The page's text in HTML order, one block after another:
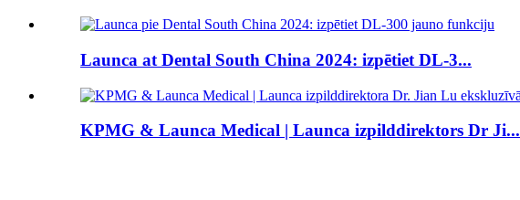
Launca at Dental South China 2024: izpētiet DL-3...
KPMG & Launca Medical | Launca izpilddirektors Dr Ji...